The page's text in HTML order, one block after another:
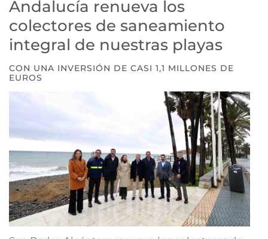
Andalucía renueva los
colectores de saneamiento
integral de nuestras playas
CON UNA INVERSIÓN DE CASI 1,1 MILLONES DE
EUROS